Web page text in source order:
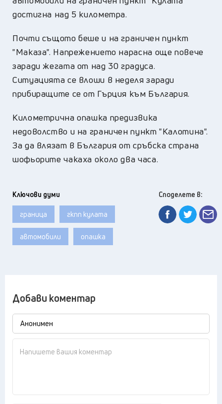
достигна над 5 километра.
Почти същото беше и на граничен пункт
"Маказа". Напрежението нарасна още повече
заради жегата от над 30 градуса.
Ситуацията се влоши в неделя заради
прибиращите се от Гърция към България.
Километрична опашка предизвика
недоволство и на граничен пункт "Калотина".
За да влязат в България от сръбска страна
шофьорите чакаха около два часа.
Ключови думи
граница гкпп кулата
автомобили опашка
Споделете в:
Добави коментар